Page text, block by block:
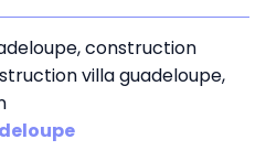
construction
villa guadeloupe,